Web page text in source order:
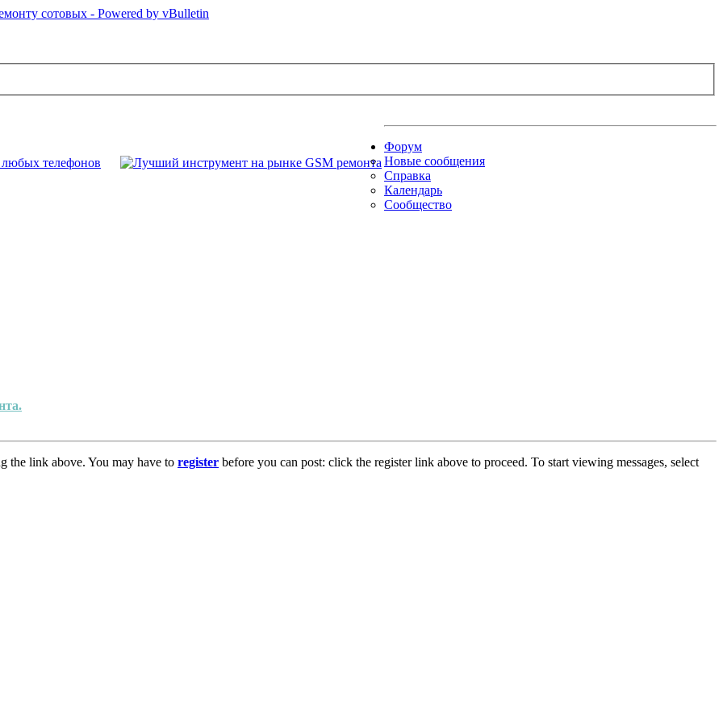
Форум
Новые сообщения
Справка
Календарь
Сообщество
the link above. You may have to register before you can post: click the register link above to proceed. To start viewing messages, select